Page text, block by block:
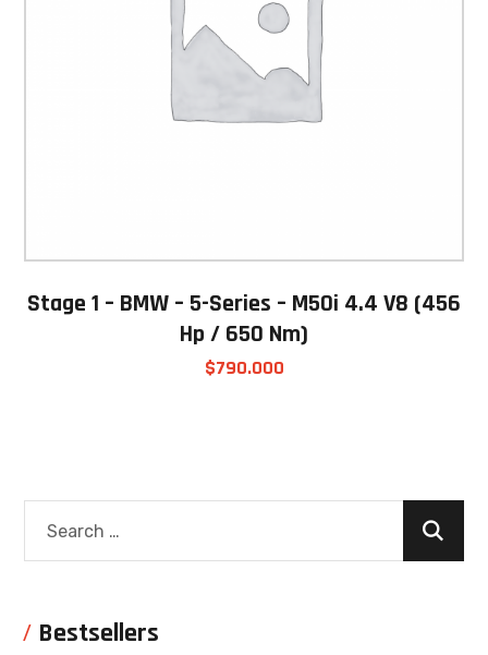
Stage 1 – BMW – 5-Series – M50i 4.4 V8 (456
Hp / 650 Nm)
$790.000
Bestsellers